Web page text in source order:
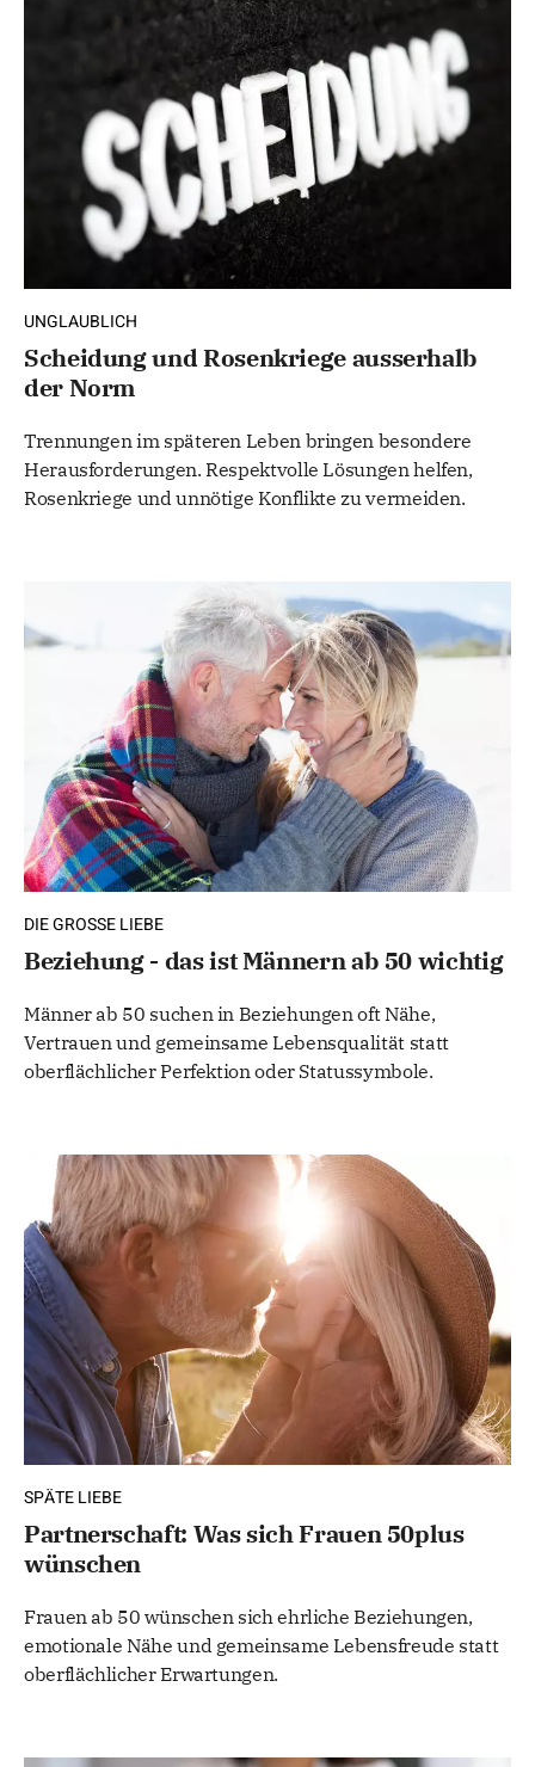
UNGLAUBLICH
Scheidung und Rosenkriege ausserhalb
der Norm
Trennungen im späteren Leben bringen besondere
Herausforderungen. Respektvolle Lösungen helfen,
Rosenkriege und unnötige Konflikte zu vermeiden.
DIE GROSSE LIEBE
Beziehung - das ist Männern ab 50 wichtig
Männer ab 50 suchen in Beziehungen oft Nähe,
Vertrauen und gemeinsame Lebensqualität statt
oberflächlicher Perfektion oder Statussymbole.
SPÄTE LIEBE
Partnerschaft: Was sich Frauen 50plus
wünschen
Frauen ab 50 wünschen sich ehrliche Beziehungen,
emotionale Nähe und gemeinsame Lebensfreude statt
oberflächlicher Erwartungen.